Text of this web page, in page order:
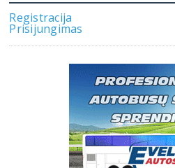
Registracija
Prisijungimas